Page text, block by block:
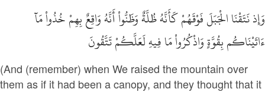
وَإِذ نَتَقْنَا الْجَبَلَ فَوْقَهُمْ كَأَنَّهُ ظُلَّةٌ وَظَنُّواْ أَنَّهُ وَاقِعٌ بِهِمْ خُذُواْ مَآ
ءَاتَيْنَاكُم بِقُوَّةٍ وَاذْكُرُواْ مَا فِيهِ لَعَلَّكُمْ تَتَّقُونَ
(And (remember) when We raised the mountain over
them as if it had been a canopy, and they thought that it